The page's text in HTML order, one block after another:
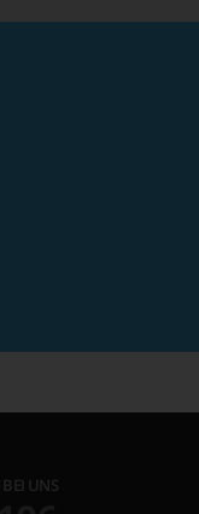
BEI UNS